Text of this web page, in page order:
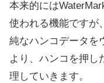
本来的には
使われる機能ですが
純なハンコデータを
より、ハンコを押し
理していきます。